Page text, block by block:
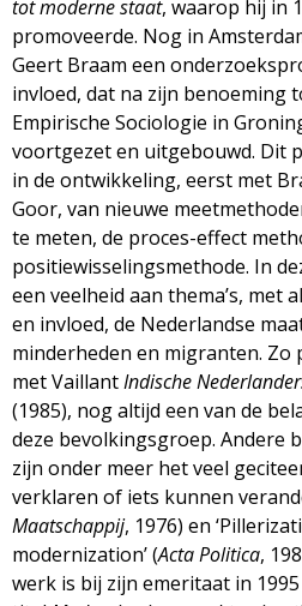
tot moderne staat, waarop hij in
promoveerde. Nog in
Geert Braam een
invloed, dat na zijn benoeming
Empirische Sociologie in
voortgezet en uitgebouwd. Dit
in de ontwikkeling, eerst met
Goor, van nieuwe
te meten, de proces-effect
positiewisselingsmethode. In
een veelheid aan thema’s, met
en invloed, de Nederlandse
minderheden en migranten. Zo
met VaillantIndische
(1985), nog altijd een van de
deze bevolkingsgroep. Andere
zijn onder meer het veel
verklaren of iets kunnen
Maatschappij, 1976) en
modernization’ (Acta Politica,
werk is bij zijn emeritaat in